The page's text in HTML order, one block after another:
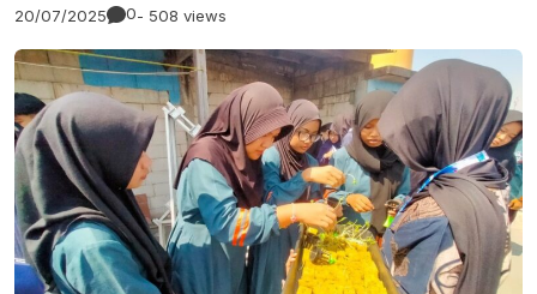
20/07/2025 0- 508 views